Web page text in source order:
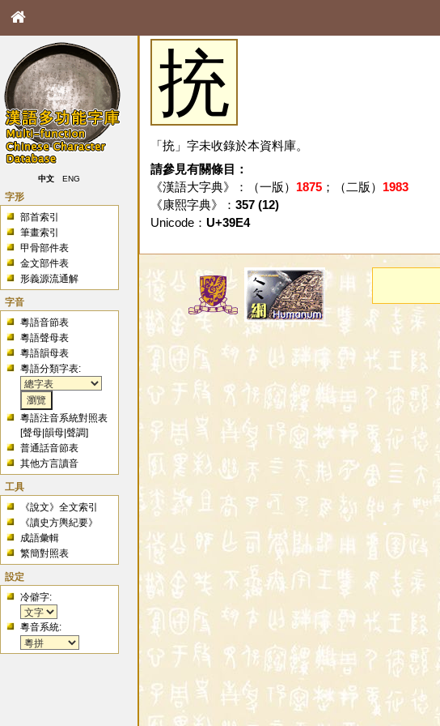
中文 ENG
字形
部首索引
筆畫索引
甲骨部件表
金文部件表
形義源流通解
字音
粵語音節表
粵語聲母表
粵語韻母表
粵語分類字表:
粵語注音系統對照表
[聲母 |韻母 |聲調]
普通話音節表
其他方言讀音
工具
《說文》全文索引
《讀史方輿紀要》
成語彙輯
繁簡對照表
設定
冷僻字:
粵音系統:
㧤
「㧤」字未收錄於本資料庫。
請參見有關條目：
《漢語大字典》：（一版） 1875；（二版） 1983
《康熙字典》： 357 (12)
Unicode： U+39E4